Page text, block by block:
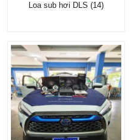
Loa sub hơi DLS (14)